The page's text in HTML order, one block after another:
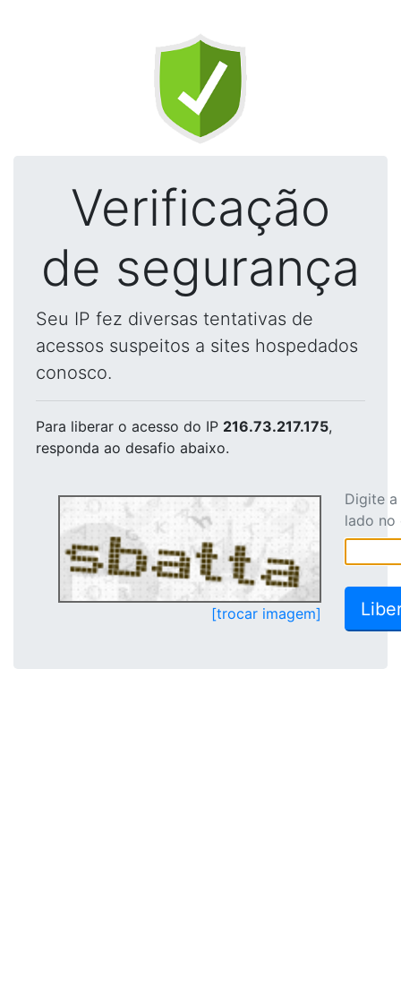
Verificação
de segurança
Seu IP fez diversas tentativas de
acessos suspeitos a sites hospedados
conosco.
Para liberar o acesso do IP 216.73.217.175,
responda ao desafio abaixo.
[trocar imagem]
Digite
lado no